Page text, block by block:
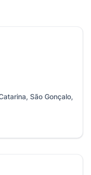
São Gonçalo,